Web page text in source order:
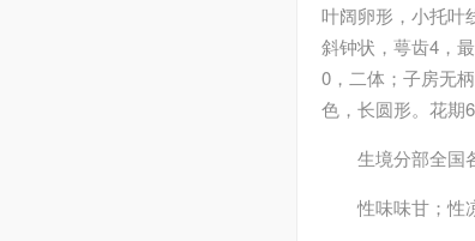
叶阔卵形，小托叶
斜钟状，萼齿4，
0，二体；子房无
色，长圆形。花期
生境分部全国
性味味甘；性